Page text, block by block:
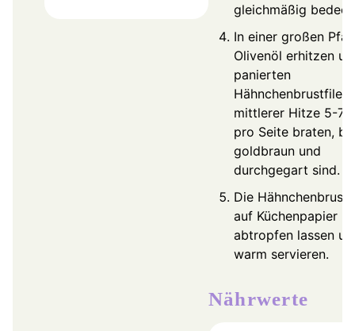
gleichmäßig
In einer großen
Olivenöl erhitzen
panierten
mittlerer Hitze 5-7
pro Seite braten,
goldbraun und
durchgegart sind.
Die
auf Küchenpapier
abtropfen lassen
warm servieren.
Nährwerte